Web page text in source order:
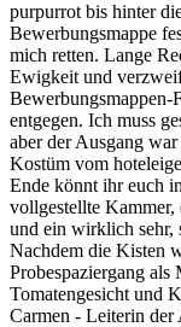
purpurrot bis hinter
Bewerbungsmappe
mich retten. Lange
Ewigkeit und
Bewerbungsmappen-
entgegen. Ich muss
aber der Ausgang
Kostüm vom
Ende könnt ihr euch
vollgestellte Kammer,
und ein wirklich sehr,
Nachdem die Kisten
Probespaziergang als
Tomatengesicht und
Carmen - Leiterin der